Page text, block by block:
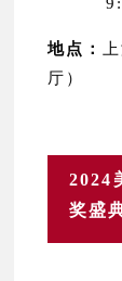
地点：
厅）
2024
奖盛